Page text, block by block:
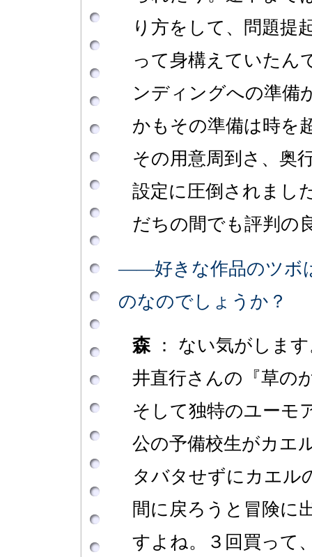
り方をして、問題提
って身構えていたん
ンディングへの準
かもその準備は時を
その用意周到さ、奥
設定に圧倒されまし
だちの間でも評判の
――好きな作品のツボ
のなのでしょうか？
森： ない気がしま
井直行さんの『草の
そして独特のユーモ
公の予備校生がカエ
タバタせずにカエル
間に戻ろうと冒険に
すよね。３回買って